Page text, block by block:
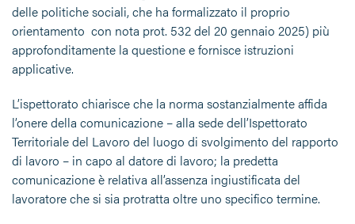
delle politiche sociali, che ha formalizzato il proprio
orientamento con nota prot. 532 del 20 gennaio 2025) più
approfonditamente la questione e fornisce istruzioni
applicative.
L’ispettorato chiarisce che la norma sostanzialmente affida
l’onere della comunicazione – alla sede dell’Ispettorato
Territoriale del Lavoro del luogo di svolgimento del rapporto
di lavoro – in capo al datore di lavoro; la predetta
comunicazione è relativa all’assenza ingiustificata del
lavoratore che si sia protratta oltre uno specifico termine.